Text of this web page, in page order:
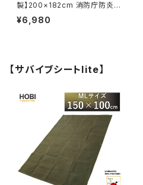
製】200×182cm 消防庁防炎規
格適合品 [無骨でタフ] 頑丈ハト
ア ホビ ブラック [MADE IN JA
¥6,980
【サバイブシートlite】